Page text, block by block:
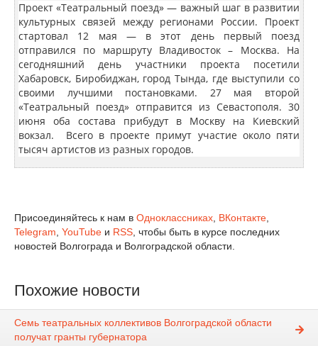
Проект «Театральный поезд» — важный шаг в развитии
культурных связей между регионами России. Проект
стартовал 12 мая — в этот день первый поезд
отправился по маршруту Владивосток – Москва. На
сегодняшний день участники проекта посетили
Хабаровск, Биробиджан, город Тында, где выступили со
своими лучшими постановками. 27 мая второй
«Театральный поезд» отправится из Севастополя. 30
июня оба состава прибудут в Москву на Киевский
вокзал. Всего в проекте примут участие около пяти
тысяч артистов из разных городов.
Присоединяйтесь к нам в Одноклассниках ВКонтакте
Telegram YouTube и RSS , чтобы быть в курсе последних
новостей Волгограда и Волгоградской области.
Похожие новости
Семь театральных коллективов Волгоградской области
получат гранты губернатора